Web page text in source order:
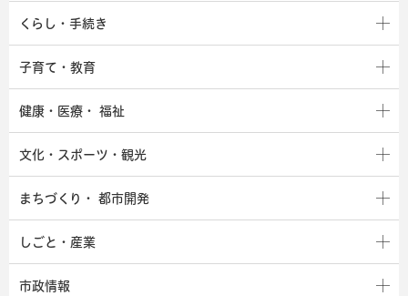
くらし・手続き
子育て・教育
健康・医療・ 福祉
文化・スポーツ・観光
まちづくり・ 都市開発
しごと・産業
市政情報